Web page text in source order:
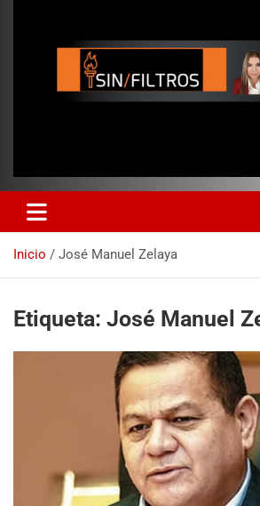
Inicio José Manuel Zelaya
Etiqueta: José Manuel